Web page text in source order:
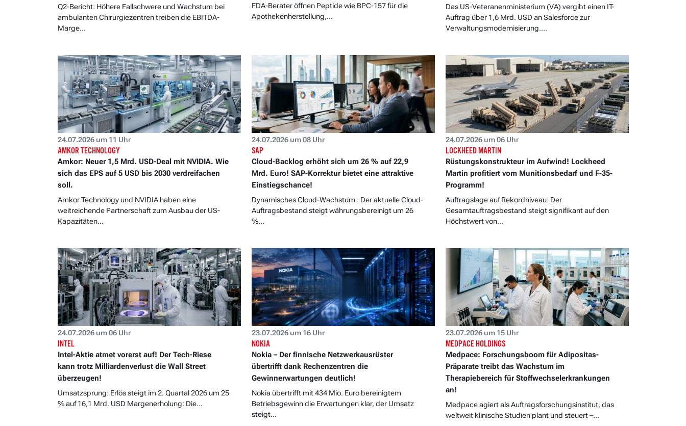
Q2-Bericht: Höhere Fallschwere und Wachstum bei
ambulanten Chirurgiezentren treiben die EBITDA-
Marge...
FDA-Berater öffnen Peptide wie BPC-157 für die
Apothekenherstellung,...
Das US-Veteranenministerium (VA) vergibt einen IT-
Auftrag über 1,6 Mrd. USD an Salesforce zur
Verwaltungsmodernisierung....
24.07.2026 um 11 Uhr
AMKOR TECHNOLOGY
Amkor: Neuer 1,5 Mrd. USD-Deal mit NVIDIA. Wie
sich das EPS auf 5 USD bis 2030 verdreifachen
soll.
Amkor Technology und NVIDIA haben eine
weitreichende Partnerschaft zum Ausbau der US-
Kapazitäten...
24.07.2026 um 08 Uhr
SAP
Cloud-Backlog erhöht sich um 26 % auf 22,9
Mrd. Euro! SAP-Korrektur bietet eine attraktive
Einstiegschance!
Dynamisches Cloud-Wachstum : Der aktuelle Cloud-
Auftragsbestand steigt währungsbereinigt um 26
%...
24.07.2026 um 06 Uhr
LOCKHEED MARTIN
Rüstungskonstrukteur im Aufwind! Lockheed
Martin profitiert vom Munitionsbedarf und F-35-
Programm!
Auftragslage auf Rekordniveau: Der
Gesamtauftragsbestand steigt signifikant auf den
Höchstwert von...
24.07.2026 um 06 Uhr
INTEL
Intel-Aktie atmet vorerst auf! Der Tech-Riese
kann trotz Milliardenverlust die Wall Street
überzeugen!
Umsatzsprung: Erlös steigt im 2. Quartal 2026 um 25
% auf 16,1 Mrd. USD Margenerholung: Die...
23.07.2026 um 16 Uhr
NOKIA
Nokia – Der finnische Netzwerkausrüster
übertrifft dank Rechenzentren die
Gewinnerwartungen deutlich!
Nokia übertrifft mit 434 Mio. Euro bereinigtem
Betriebsgewinn die Erwartungen klar, der Umsatz
steigt...
23.07.2026 um 15 Uhr
MEDPACE HOLDINGS
Medpace: Forschungsboom für Adipositas-
Präparate treibt das Wachstum im
Therapiebereich für Stoffwechselerkrankungen
an!
Medpace agiert als Auftragsforschungsinstitut, das
weltweit klinische Studien plant und steuert –...